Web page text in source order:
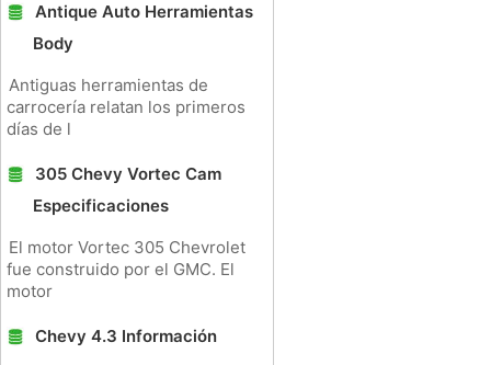
Antique Auto Herramientas
Body
Antiguas herramientas de
carrocería relatan los primeros
días de l
305 Chevy Vortec Cam
Especificaciones
El motor Vortec 305 Chevrolet
fue construido por el GMC. El
motor
Chevy 4.3 Información